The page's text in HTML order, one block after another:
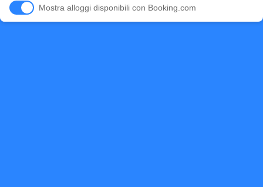
Mostra alloggi disponibili con Booking.com